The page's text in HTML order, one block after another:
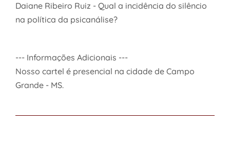
Daiane Ribeiro Ruiz - Qual a incidência do silêncio
na política da psicanálise?
--- Informações Adicionais ---
Nosso cartel é presencial na cidade de Campo
Grande - MS.